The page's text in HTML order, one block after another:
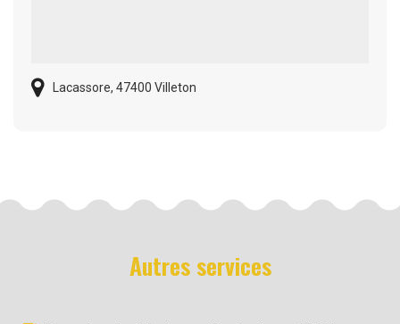
Lacassore, 47400 Villeton
Autres services